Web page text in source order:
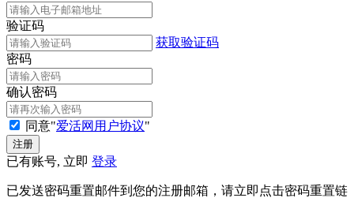
验证码
获取验证码
密码
确认密码
同意"爱活网用户协议"
已有账号, 立即 登录
已发送密码重置邮件到您的注册邮箱，请立即点击密码重置链